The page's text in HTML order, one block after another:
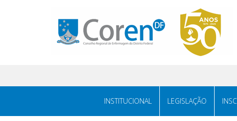
INSTITUCIONAL LEGISLAÇÃO